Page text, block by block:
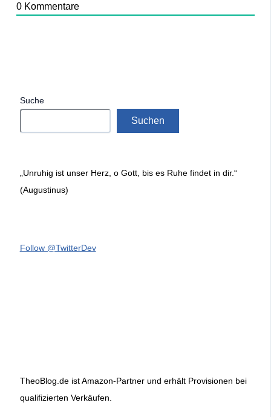
0Kommentare
Suche
Suchen
„Unruhig ist unser Herz, o Gott, bis es Ruhe findet in dir.“
(Augustinus)
Follow @TwitterDev
TheoBlog.de ist Amazon-Partner und erhält Provisionen bei
qualifizierten Verkäufen.